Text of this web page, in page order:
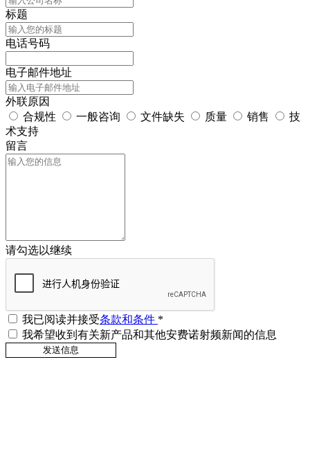
标题
电话号码
电子邮件地址
外联原因
合规性
一般咨询 文件缺失 质量 销售
技
术支持
留言
请勾选以继续
我已阅读并接受条款和条件 *
我希望收到有关新产品和其他安费诺射频新闻的信息